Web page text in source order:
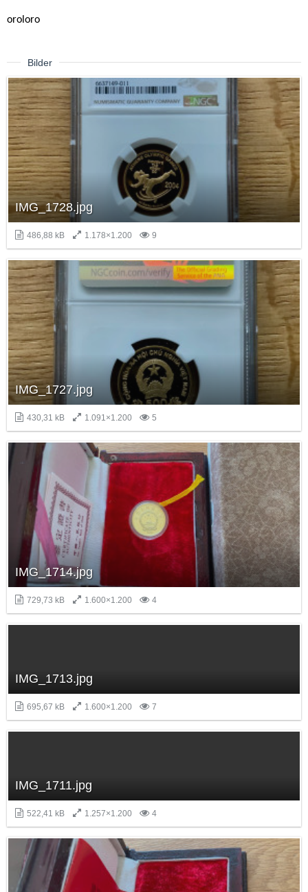
oroloro
Bilder
IMG_1728.jpg
486,88 kB 1.178×1.200 9
IMG_1727.jpg
430,31 kB 1.091×1.200 5
IMG_1714.jpg
729,73 kB 1.600×1.200 4
IMG_1713.jpg
695,67 kB 1.600×1.200 7
IMG_1711.jpg
522,41 kB 1.257×1.200 4